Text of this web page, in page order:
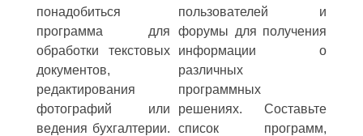
понадобиться
программа для
обработки текстовых
документов,
редактирования
фотографий или
ведения бухгалтерии.
пользователей и
форумы для получения
информации о
различных
программных
решениях. Составьте
список программ,